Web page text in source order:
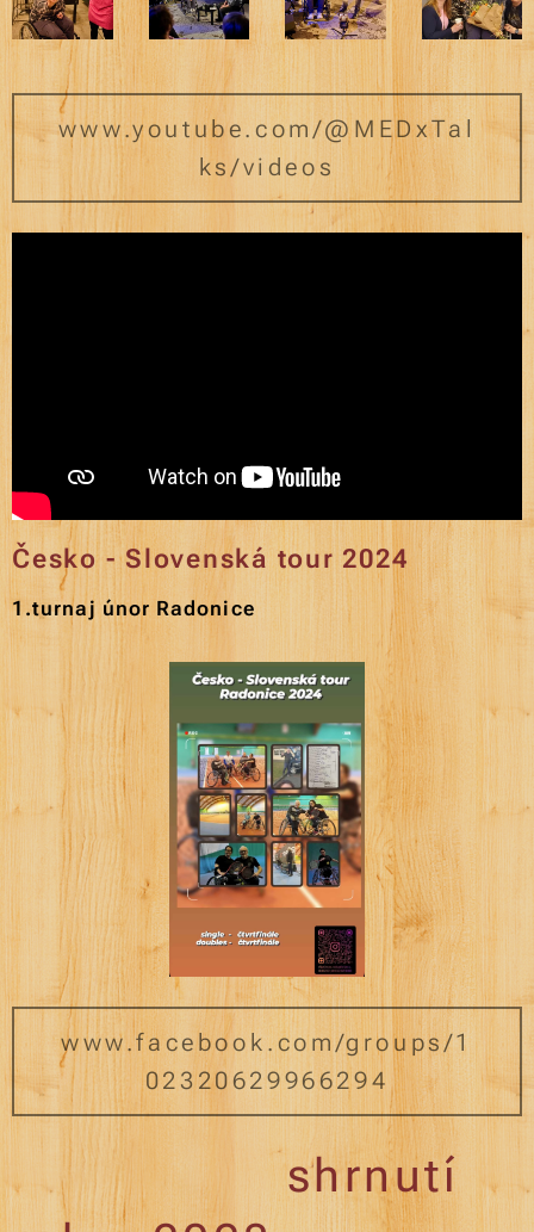
www.youtube.com/@MEDxTal
ks/videos
Česko - Slovenská tour 2024
1.turnaj únor Radonice
www.facebook.com/groups/1
02320629966294
shrnutí